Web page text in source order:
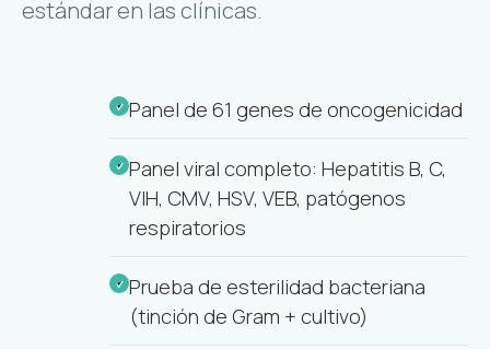
estándar en las clínicas.
Panel de 61 genes de oncogenicidad
Panel viral completo: Hepatitis B, C,
VIH, CMV, HSV, VEB, patógenos
respiratorios
Prueba de esterilidad bacteriana
(tinción de Gram + cultivo)